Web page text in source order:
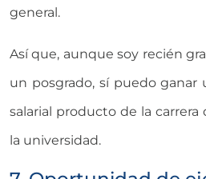
general.
Así que, aunque soy recién
un posgrado, sí puedo
salarial producto de la
la universidad.